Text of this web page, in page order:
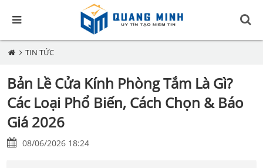
TIN TỨC
Bản Lề Cửa Kính Phòng Tắm Là Gì?
Các Loại Phổ Biến, Cách Chọn & Báo
Giá 2026
08/06/2026 18:24